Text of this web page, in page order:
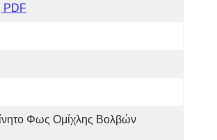
PDF
Φως Ομίχλης Βολβών